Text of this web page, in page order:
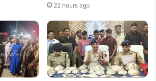
22 hours ago